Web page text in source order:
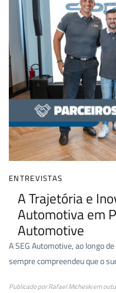
ENTREVISTAS
A Trajetória e
Automotiva em
Automotive
A SEG Automotive, ao longo
sempre compreendeu que o
Publicado porRafael Micheskiem